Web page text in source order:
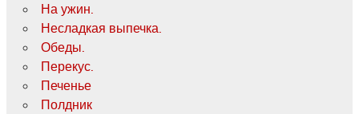
На ужин.
Несладкая выпечка.
Обеды.
Перекус.
Печенье
Полдник